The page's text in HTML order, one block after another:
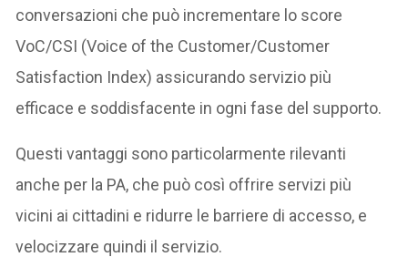
conversazioni che può incrementare lo score
VoC/CSI (Voice of the Customer/Customer
Satisfaction Index) assicurando servizio più
efficace e soddisfacente in ogni fase del supporto.
Questi vantaggi sono particolarmente rilevanti
anche per la PA, che può così offrire servizi più
vicini ai cittadini e ridurre le barriere di accesso, e
velocizzare quindi il servizio.